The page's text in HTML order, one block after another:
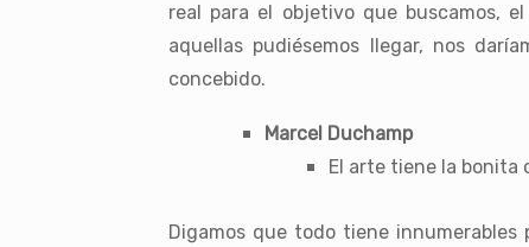
real para el objetivo que buscamos,
aquellas pudiésemos llegar, nos
concebido.
Marcel Duchamp
El arte tiene la bonita
Digamos que todo tiene